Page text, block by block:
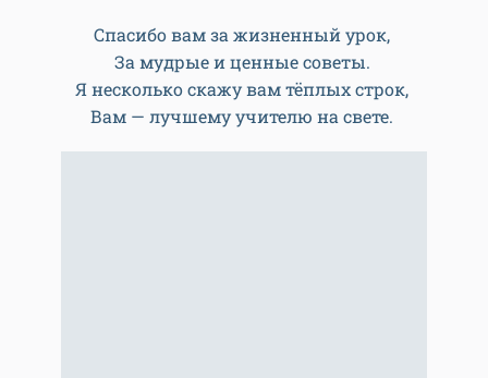
Спасибо вам за жизненный урок,
За мудрые и ценные советы.
Я несколько скажу вам тёплых строк,
Вам — лучшему учителю на свете.